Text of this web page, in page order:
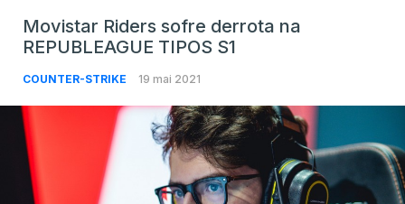
Movistar Riders sofre derrota na
REPUBLEAGUE TIPOS S1
COUNTER-STRIKE 19 mai 2021